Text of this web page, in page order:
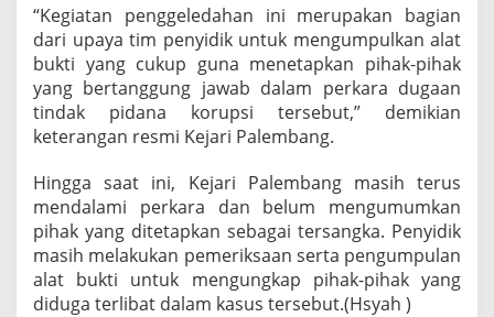
n
L
a
m
p
J
a
n
A
P
B
D
“Kegiatan penggeledahan ini merupakan bagian
dari upaya tim penyidik untuk mengumpulkan alat
bukti yang cukup guna menetapkan pihak-pihak
yang bertanggung jawab dalam perkara dugaan
tindak pidana korupsi tersebut,” demikian
keterangan resmi Kejari Palembang.
Hingga saat ini, Kejari Palembang masih terus
mendalami perkara dan belum mengumumkan
pihak yang ditetapkan sebagai tersangka. Penyidik
masih melakukan pemeriksaan serta pengumpulan
alat bukti untuk mengungkap pihak-pihak yang
diduga terlibat dalam kasus tersebut.(Hsyah )